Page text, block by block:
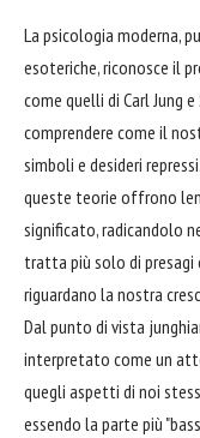
La psicologia moderna,
esoteriche, riconosce il
come quelli di Carl Jung
comprendere come il
simboli e desideri
queste teorie offrono
significato, radicandolo
tratta più solo di presagi
riguardano la nostra
Dal punto di vista
interpretato come un
quegli aspetti di noi
essendo la parte più